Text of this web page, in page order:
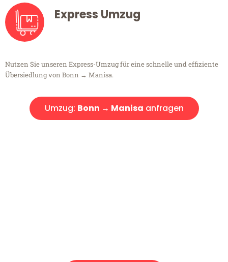
Express Umzug
Nutzen Sie unseren Express-Umzug für eine schnelle und effiziente
Übersiedlung von Bonn → Manisa.
Umzug: Bonn → Manisa anfragen